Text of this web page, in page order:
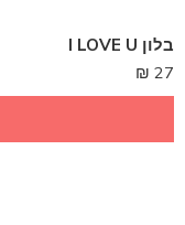
בלון I LOVE U
27
₪